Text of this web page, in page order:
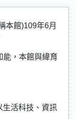
本館)109年6月
能，本館與緯育
生活科技、資訊